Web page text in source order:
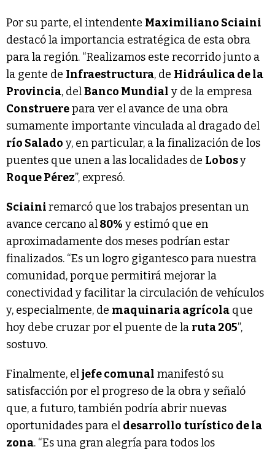
Por su parte, el intendente Maximiliano Sciaini
destacó la importancia estratégica de esta obra
para la región. “Realizamos este recorrido junto a
la gente de Infraestructura, de Hidráulica de la
Provincia, delBanco Mundial y de la empresa
Construerepara ver el avance de una obra
sumamente importante vinculada al dragado del
río Salado y, en particular, a la finalización de los
puentes que unen a las localidades de Lobosy
Roque Pérez”, expresó.
Sciainiremarcó que los trabajos presentan un
avance cercano al80% y estimó que en
aproximadamente dos meses podrían estar
finalizados. “Es un logro gigantesco para nuestra
comunidad, porque permitirá mejorar la
conectividad y facilitar la circulación de vehículos
y, especialmente, de maquinaria agrícola que
hoy debe cruzar por el puente de la ruta 205”,
sostuvo.
Finalmente, eljefe comunal manifestó su
satisfacción por el progreso de la obra y señaló
que, a futuro, también podría abrir nuevas
oportunidades para el desarrollo turístico de la
zona. “Es una gran alegría para todos los